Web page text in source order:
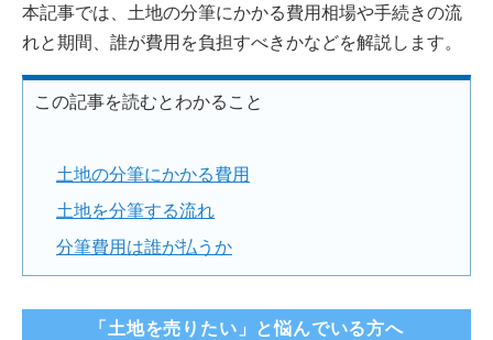
本記事では、土地の分筆にかかる費用相場や手続きの流
れと期間、誰が費用を負担すべきかなどを解説します。
この記事を読むとわかること
土地の分筆にかかる費用
土地を分筆する流れ
分筆費用は誰が払うか
「土地を売りたい」と悩んでいる方へ